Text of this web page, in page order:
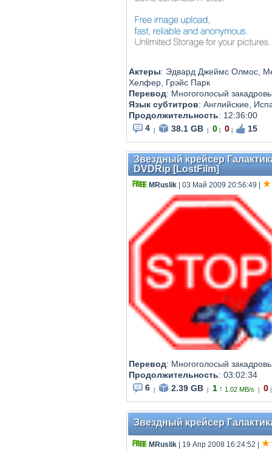
Актеры: Эдвард Джеймс Олмос,
Хелфер, Грэйс Парк
Перевод: Многоголосый
Язык субтитров: Английские,
Продолжительность: 12:36:00
4
38.1 GB 0 0 15
Звездный крейсер
DVDRip [LostFilm]
MRuslik | 03 Май 2009 20:56:49
Перевод: Многоголосый
Продолжительность: 03:02:34
6
2.39 GB 1 ↑ 1.02 MB/s 0
Звездный крейсер
MRuslik | 19 Апр 2008 16:24:52